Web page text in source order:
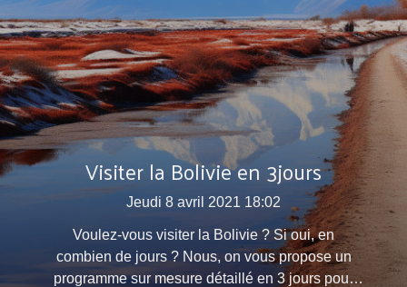
Visiter la Bolivie en 3jours
Jeudi 8 avril 2021 18:02
Voulez-vous visiter la Bolivie ? Si oui, en
combien de jours ? Nous, on vous propose un
programme sur mesure détaillé en 3 jours pour